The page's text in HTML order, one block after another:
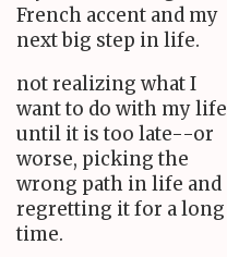
French accent and my
next big step in life.
not realizing what I
want to do with my life
until it is too late--or
worse, picking the
wrong path in life and
regretting it for a long
time.